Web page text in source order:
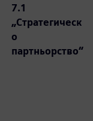
7.1
„Стратегическ
о
партньорство“